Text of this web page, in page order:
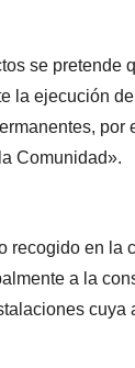
se pretende
la ejecución
por
Comunidad».
en la
a la
cuya